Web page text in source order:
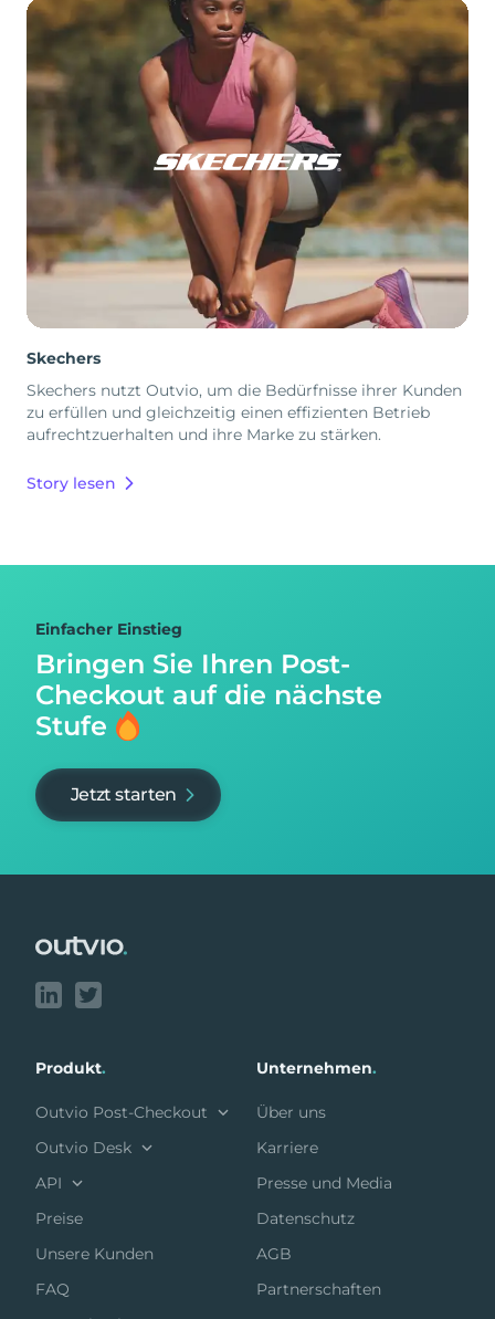
Skechers
Skechers nutzt Outvio, um die Bedürfnisse ihrer Kunden
zu erfüllen und gleichzeitig einen effizienten Betrieb
aufrechtzuerhalten und ihre Marke zu stärken.
Story lesen
Einfacher Einstieg
Bringen Sie Ihren Post-
Checkout auf die nächste
Stufe
Jetzt starten
Produkt.
Outvio Post-Checkout
Outvio Desk
API
Preise
Unsere Kunden
FAQ
Unternehmen.
Über uns
Karriere
Presse und Media
Datenschutz
AGB
Partnerschaften